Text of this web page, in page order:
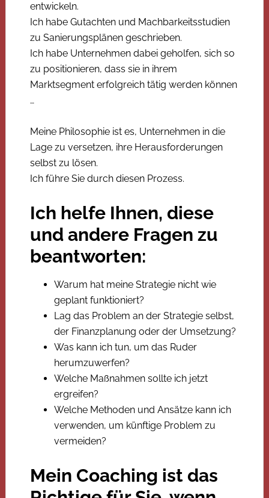
entwickeln.
Ich habe Gutachten und Machbarkeitsstudien
zu Sanierungsplänen geschrieben.
Ich habe Unternehmen dabei geholfen, sich so
zu positionieren, dass sie in ihrem
Marktsegment erfolgreich tätig werden können
…
Meine Philosophie ist es, Unternehmen in die
Lage zu versetzen, ihre Herausforderungen
selbst zu lösen.
Ich führe Sie durch diesen Prozess.
Ich helfe Ihnen, diese
und andere Fragen zu
beantworten:
Warum hat meine Strategie nicht wie
geplant funktioniert?
Lag das Problem an der Strategie selbst,
der Finanzplanung oder der Umsetzung?
Was kann ich tun, um das Ruder
herumzuwerfen?
Welche Maßnahmen sollte ich jetzt
ergreifen?
Welche Methoden und Ansätze kann ich
verwenden, um künftige Problem zu
vermeiden?
Mein Coaching ist das